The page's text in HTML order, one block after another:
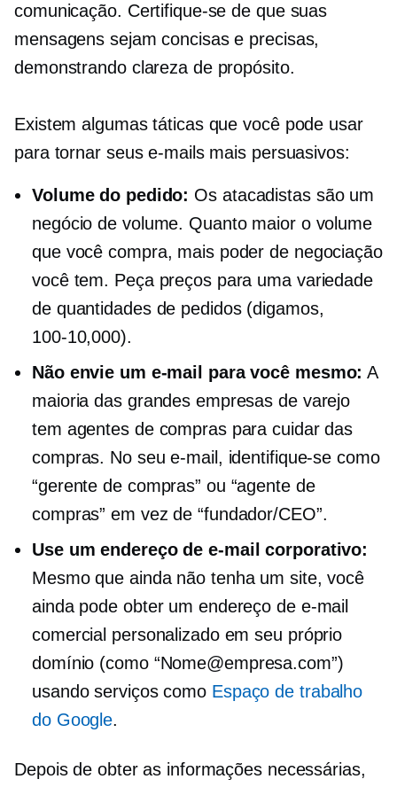
comunicação. Certifique-se de que suas
mensagens sejam concisas e precisas,
demonstrando clareza de propósito.
Existem algumas táticas que você pode usar
para tornar seus e-mails mais persuasivos:
Volume do pedido: Os atacadistas são um
negócio de volume. Quanto maior o volume
que você compra, mais poder de negociação
você tem. Peça preços para uma variedade
de quantidades de pedidos (digamos,
100-10,000).
Não envie um e-mail para você mesmo: A
maioria das grandes empresas de varejo
tem agentes de compras para cuidar das
compras. No seu e-mail, identifique-se como
“gerente de compras” ou “agente de
compras” em vez de “fundador/CEO”.
Use um endereço de e-mail corporativo:
Mesmo que ainda não tenha um site, você
ainda pode obter um endereço de e-mail
comercial personalizado em seu próprio
domínio (como “Nome@empresa.com”)
usando serviços como Espaço de trabalho
do Google.
Depois de obter as informações necessárias,